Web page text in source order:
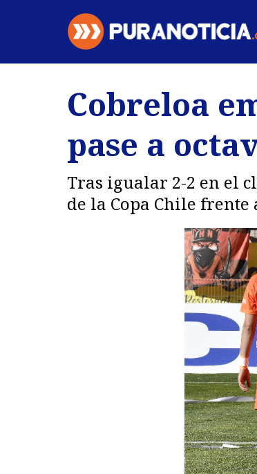
Regiones
Deportes
Cobreloa
pase a
Tras igualar 2-2 en el
de la Copa Chile frente